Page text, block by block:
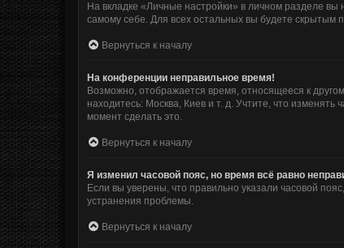
На вкладке «Личные настройки» в личном разделе вы
самому себе. Для всех остальных вы будете скрытым
Вернуться к началу
На конференции неправильное время!
Возможно, отображается время, относящееся к
находитесь: Москва, Киев и т. д. Учтите, что
момент сделать это.
Вернуться к началу
Я изменил часовой пояс, но время всё равно
Если вы уверены, что правильно указали часовой
устранения проблемы.
Вернуться к началу